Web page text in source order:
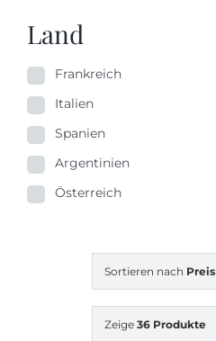
Sortieren nach Preis
Zeige 36 Produkte
Land
Frankreich
Italien
Spanien
Argentinien
Österreich